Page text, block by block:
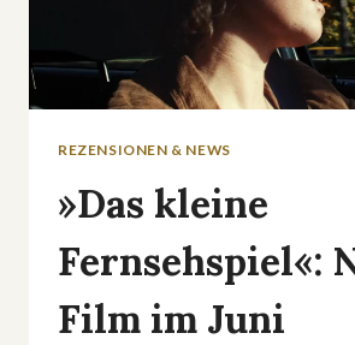
REZENSIONEN & NEWS
»Das kleine
Fernsehspiel«:
Film im Juni